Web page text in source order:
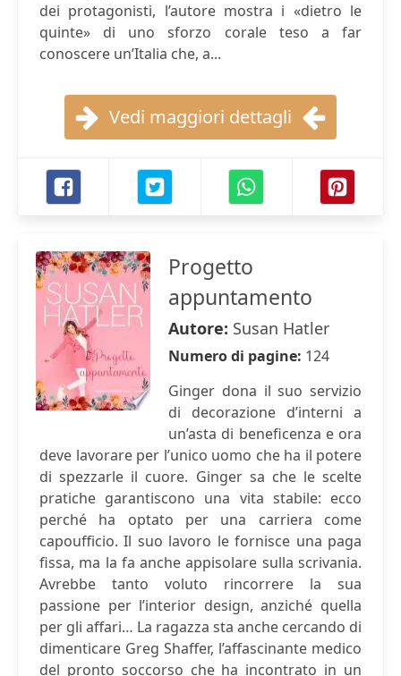
dei protagonisti, l’autore mostra i «dietro le
quinte» di uno sforzo corale teso a far
conoscere un’Italia che, a...
Vedi maggiori dettagli
Progetto
appuntamento
Autore: Susan Hatler
Numero di pagine: 124
Ginger dona il suo servizio
di decorazione d’interni a
un’asta di beneficenza e ora
deve lavorare per l’unico uomo che ha il potere
di spezzarle il cuore. Ginger sa che le scelte
pratiche garantiscono una vita stabile: ecco
perché ha optato per una carriera come
capoufficio. Il suo lavoro le fornisce una paga
fissa, ma la fa anche appisolare sulla scrivania.
Avrebbe tanto voluto rincorrere la sua
passione per l’interior design, anziché quella
per gli affari… La ragazza sta anche cercando di
dimenticare Greg Shaffer, l’affascinante medico
del pronto soccorso che ha incontrato in un